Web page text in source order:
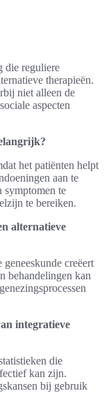
die reguliere
therapieën.
niet alleen de
aspecten
het patiënten helpt
aan te
symptomen te
te bereiken.
alternatieve
creëert
behandelingen kan
integratieve
die
kan zijn.
bij gebruik